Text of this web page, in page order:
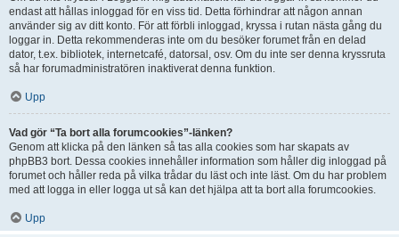
endast att hållas inloggad för en viss tid. Detta förhindrar att någon annan
använder sig av ditt konto. För att förbli inloggad, kryssa i rutan nästa gång du
loggar in. Detta rekommenderas inte om du besöker forumet från en delad
dator, t.ex. bibliotek, internetcafé, datorsal, osv. Om du inte ser denna kryssruta
så har forumadministratören inaktiverat denna funktion.
Upp
Vad gör “Ta bort alla forumcookies”-länken?
Genom att klicka på den länken så tas alla cookies som har skapats av
phpBB3 bort. Dessa cookies innehåller information som håller dig inloggad på
forumet och håller reda på vilka trådar du läst och inte läst. Om du har problem
med att logga in eller logga ut så kan det hjälpa att ta bort alla forumcookies.
Upp